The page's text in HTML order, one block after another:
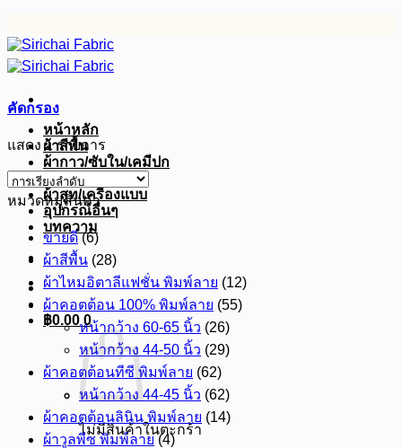
ไป
ยัง
หน้าหลัก
ผ้าสีพื้น
ผ้ากาว/ซับใน/เคมีปก
ผ้าดิบ
ผ้าสูท/เครื่องแบบ
อุปกรณ์อื่นๆ
บทความ
฿0.00 0
ไม่มีสินค้าในตะกร้า
คัดกรอง
แสดง 1 รายการ
หมวดหมู่สินค้า
ขายดี (6)
ผ้าสีพื้น (28)
ผ้าไหมอิตาลีแฟชั่น พิมพ์ลาย (12)
ผ้าคอตต้อน 100% พิมพ์ลาย (55)
หน้ากว้าง 60-65 นิ้ว (26)
หน้ากว้าง 44-50 นิ้ว (29)
ผ้าคอตต้อนทีซี พิมพ์ลาย (62)
หน้ากว้าง 44-45 นิ้ว (62)
ผ้าคอตต้อนลินิน พิมพ์ลาย (14)
ผ้าวูลพีซ พิมพ์ลาย (4)